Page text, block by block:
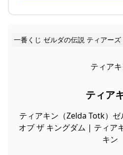
一番くじ ゼルダの伝説 ティアー
ティア
ティア
ティアキン（Zelda Totk）
オブ ザ キングダム | ティア
キン